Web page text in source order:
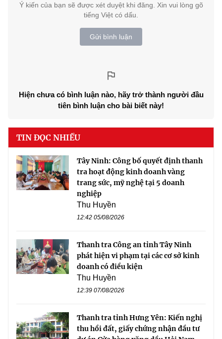
Ý kiến của bạn sẽ được xét duyệt khi đăng. Xin vui lòng gõ
tiếng Việt có dấu.
Gửi bình luận
Hiện chưa có bình luận nào, hãy trở thành người đầu
tiên bình luận cho bài biết này!
TIN ĐỌC NHIỀU
Tây Ninh: Công bố quyết định thanh
tra hoạt động kinh doanh vàng
trang sức, mỹ nghệ tại 5 doanh
nghiệp
Thu Huyền
12:42 05/08/2026
Thanh tra Công an tỉnh Tây Ninh
phát hiện vi phạm tại các cơ sở kinh
doanh có điều kiện
Thu Huyền
12:39 07/08/2026
Thanh tra tỉnh Hưng Yên: Kiến nghị
thu hồi đất, giấy chứng nhận đầu tư